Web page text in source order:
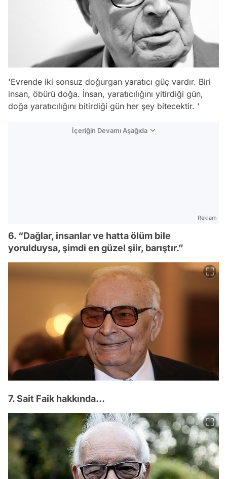
'Evrende iki sonsuz doğurgan yaratıcı güç vardır. Biri
insan, öbürü doğa. İnsan, yaratıcılığını yitirdiği gün,
doğa yaratıcılığını bitirdiği gün her şey bitecektir. '
İçeriğin Devamı Aşağıda
Reklam
6. “Dağlar, insanlar ve hatta ölüm bile
yorulduysa, şimdi en güzel şiir, barıştır.”
7. Sait Faik hakkında...